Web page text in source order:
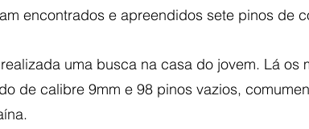
encontrados e apreendidos sete pinos de
uma busca na casa do jovem. Lá os
de calibre 9mm e 98 pinos vazios,